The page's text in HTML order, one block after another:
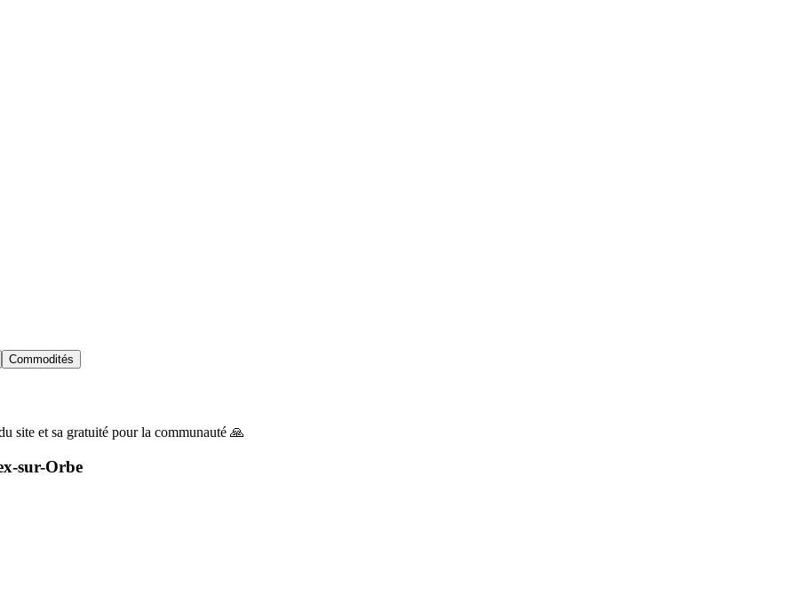
Commodités
site et sa gratuité pour la communauté 🙏
sur-Orbe